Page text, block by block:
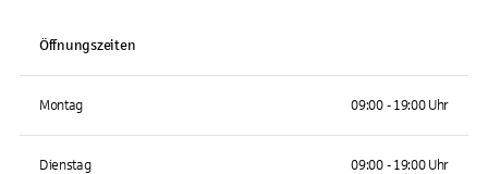
Öffnungszeiten
Montag 09:00 - 19:00 Uhr
Dienstag 09:00 - 19:00 Uhr